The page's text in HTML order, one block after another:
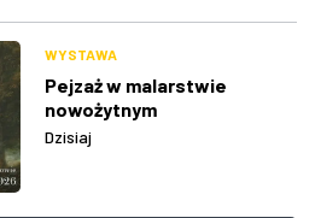
WYSTAWA
Pejzaż w malarstwie
nowożytnym
Dzisiaj